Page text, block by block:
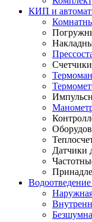
КИП и
Датчики